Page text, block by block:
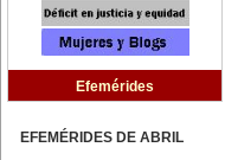
Efemérides
EFEMÉRIDES DE ABRIL